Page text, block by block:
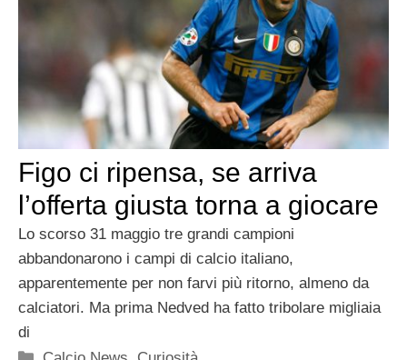
Figo ci ripensa, se arriva
l’offerta giusta torna a giocare
Lo scorso 31 maggio tre grandi campioni
abbandonarono i campi di calcio italiano,
apparentemente per non farvi più ritorno, almeno da
calciatori. Ma prima Nedved ha fatto tribolare migliaia
di
Categorie